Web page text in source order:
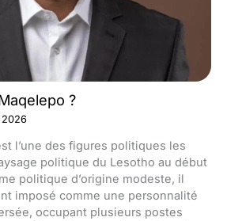
?
l’une des figures politiques les
politique du Lesotho au début
politique d’origine modeste, il
imposé comme une personnalité
occupant plusieurs postes